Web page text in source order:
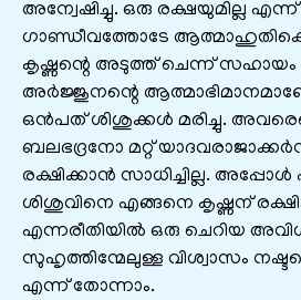
അന്വേഷിച്ചു. ഒരു രക്ഷയുമില്ല
ഗാണ്ഡീവത്തോടേ
കൃഷ്ണന്റെ അടുത്ത്‌ ചെന്ന് സഹായം
അര്‍ജ്ജുനന്റെ
ഒന്‍പത്‌ ശിശുക്കള്‍ മരിച്ചു.
ബലഭദ്രനോ മറ്റ്‌
രക്ഷിക്കാന്‍ സാധിച്ചില്ല.
ശിശുവിനെ എങ്ങനെ കൃഷ്ണന്‌
എന്നരീതിയില്‍ ഒരു ചെറിയ
സുഹൃത്തിന്മേലുള്ള വിശ്വാസം
എന്ന് തോന്നാം.